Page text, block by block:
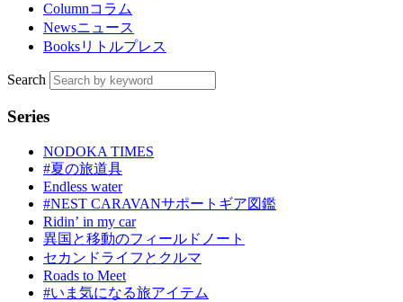
Columnコラム
Newsニュース
Booksリトルプレス
Search
Series
NODOKA TIMES
#夏の旅道具
Endless water
#NEST CARAVANサポートギア図鑑
Ridinʼ in my car
異国と移動のフィールドノート
セカンドライフとクルマ
Roads to Meet
#いま気になる旅アイテム